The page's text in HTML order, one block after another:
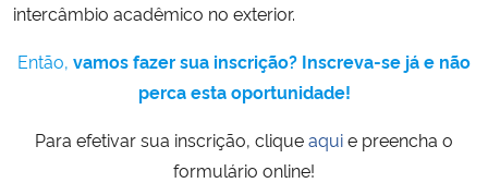
intercâmbio acadêmico no exterior.
Então, vamos fazer sua inscrição? Inscreva-se já e não
perca esta oportunidade!
Para efetivar sua inscrição, cliqueaquie preencha o
formulário online!